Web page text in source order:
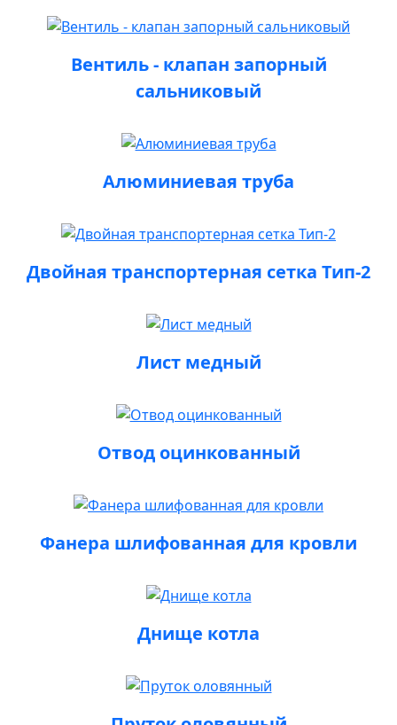
Вентиль - клапан запорный
сальниковый
Алюминиевая труба
Двойная транспортерная сетка Тип-2
Лист медный
Отвод оцинкованный
Фанера шлифованная для кровли
Днище котла